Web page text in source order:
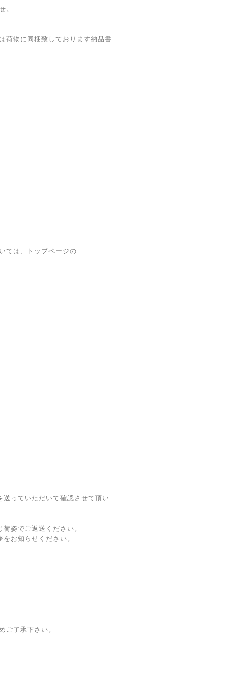
。
荷物に同梱致しております納品書
ては、トップページの
っていただいて確認させて頂い
姿でご返送ください。
お知らせください。
ご了承下さい。